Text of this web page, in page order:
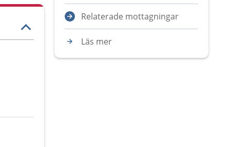
Relaterade mottagningar
Läs mer